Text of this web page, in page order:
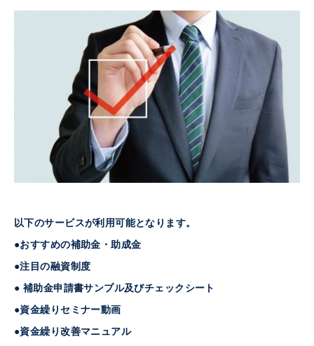
以下のサービスが利用可能となります。
●おすすめの補助金・助成金
●注目の融資制度
● 補助金申請書サンプル及びチェックシート
●資金繰りセミナー動画
●資金繰り改善マニュアル